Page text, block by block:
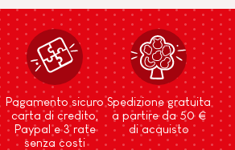
Pagamento sicuro
carta di credito,
Paypal e 3 rate
senza costi
Spedizione gratuita
a partire da 50 €
di acquisto